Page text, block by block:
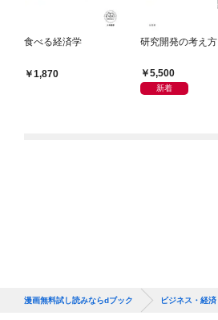
食べる経済学
1,870
研究開発の考え方
5,500
新着
漫画無料試し読みならdブック ビジネス・経済